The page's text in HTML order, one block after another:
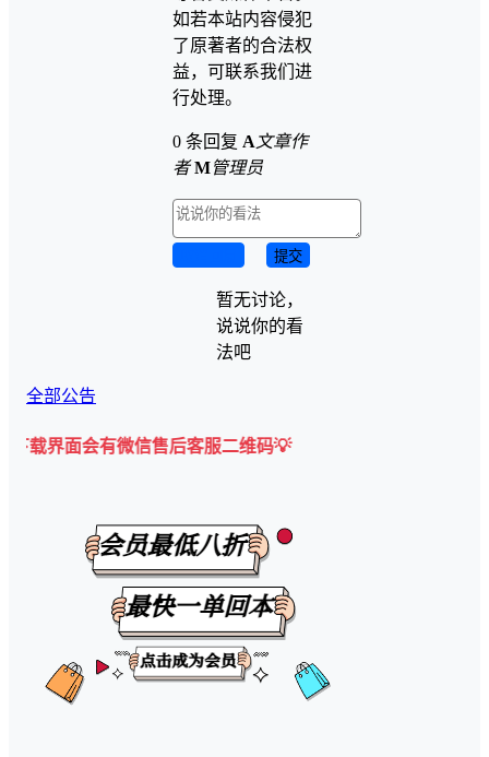
如若本站内容侵犯
了原著者的合法权
益，可联系我们进
行处理。
0 条回复 A 文章作
者 M管理员
提交
暂无讨论，
说说你的看
法吧
全部公告
有微信售后客服二维码💡